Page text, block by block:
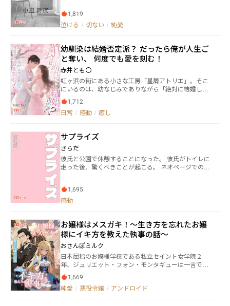
ダーソン・・・ロバートの娘 レイ・・・・・・・人工
知能の人型端末
反転攻勢のチャンスをつかむ。匿名のブロガーから、
フォロワー数百万を誇るカリスマIインフルエンサーへ
と成長。依存から脱し、経済的にも自立した新時代の
な豪門に縛られた“捨てられた妻”というレッテルを、
徹底的に「断捨離」していく。 そして、元夫がダイヤ
のネックレスを差し出し、復縁を迫ってくる。しか
し、彼女はもう手の届かない存在──伝説のような存
在となった。鈴木若葉は静かに微笑みながら言う。
「伊藤さん、あなたの施しは、今の私には必要ありま
せん。私の逆襲は、まだ始まったばかりです。」 これ
は、尊厳を取り戻し、自立し、成長を遂げるために戦
った女性の華麗なる反撃の物語。契約を破り、自らの
人生を整理し、輝かしい新しい人生を迎えるまでを描
に…？
1,819
泣ける / 切ない / 純愛
幼馴染は結婚否定派？ だったら俺が人生ご
と奪い、 何度でも愛を刻む！
赤井とも〇
虹ヶ浜の街にある小さな工房「星屑アトリエ」。そこ
にいるのは、幼なじみでありながら「絶対に結婚しな
い」と宣言した女職人・八木莉央。 エリート課長とな
った山下倫也は、彼女に十年以上も想いを秘め続けて
いた。誕生日ごとに宝石を贈っては拒まれ、「幼なじ
た別の男が二人の均衡を壊す。嫉妬、独占欲、そして
「幼なじみ」という言葉では収まらない激情――。 結婚を
否定する彼女と、愛を貫こうとする彼。二人の関係
は、甘美で危うい一線を越えていく。 「自由なんて捨
ててもいい。俺が欲しいのは、お前だけだ。」
1,712
日常 / 感動 / 癒し
サプライズ
さらだ
彼氏と公園で休憩することになった。 彼氏がトイレに
走った後、驚くべきことが起こる。 ネオページでのみ
沢山の方々に読んでもらい、投票してもらえてとても
嬉しかったです。 ありがとうございました。
1,695
感動
お嬢様はメスガキ！〜生き方を忘れたお嬢
様にイキ方を教えた執事の話〜
おさんぽミルク
日本屈指のお嬢様学校である私立セイント女学院２
年、ジュリエット・フォン・モンタギューは一言で言
ってしまえば「完璧超人」である。 世界有数の資産家
にして、大貴族と言われているモンタギュー家の次期
正統後継者にして、もう１０年すれば絶世の美女にな
1,669
純愛 / 悪役令嬢 / アンドロイド